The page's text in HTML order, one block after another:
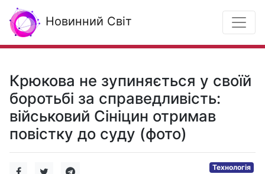
Новинний Світ
Крюкова не зупиняється у своїй
боротьбі за справедливість:
військовий Сініцин отримав
повістку до суду (фото)
Технологія